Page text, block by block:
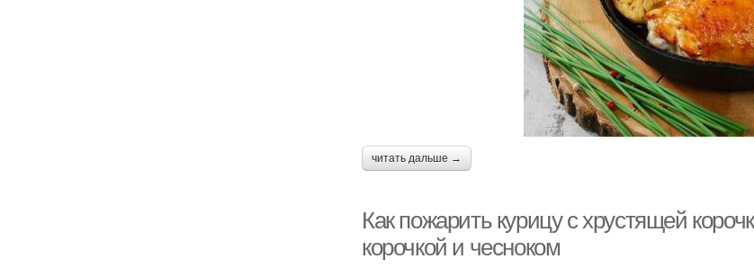
читать дальше →
Как пожарить курицу с хрустящей
корочкой и чесноком